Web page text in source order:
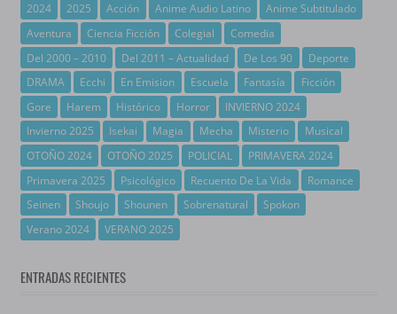
2024 2025 Acción Anime Audio Latino
Anime Subtitulado
Aventura
Ciencia Ficción Colegial
Comedia
Del 2000 – 2010
Del 2011 – Actualidad De Los 90
Deporte
DRAMA
Ecchi En Emision Escuela Fantasía
Ficción
Gore
Harem Histórico Horror
INVIERNO 2024
Invierno 2025
Isekai Magia Mecha Misterio
Musical
OTOÑO 2024
OTOÑO 2025 POLICIAL
PRIMAVERA 2024
Primavera 2025
Psicológico Recuento De La Vida
Romance
Seinen
Shoujo Shounen Sobrenatural
Spokon
Verano 2024
VERANO 2025
ENTRADAS RECIENTES